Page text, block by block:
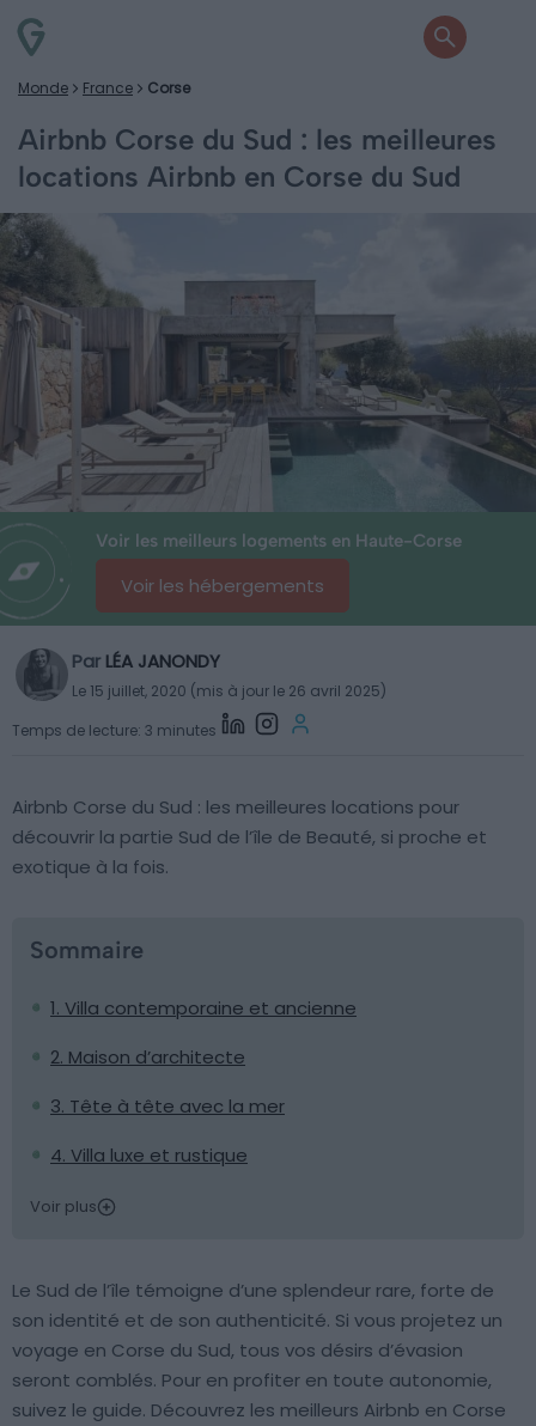
Monde France Corse
Airbnb Corse du Sud : les meilleures
locations Airbnb en Corse du Sud
Voir les meilleurs logements en Haute-Corse
Voir les hébergements
Par LÉA JANONDY
Le 15 juillet, 2020 (mis à jour le 26 avril 2025)
Temps de lecture: 3 minutes
Airbnb Corse du Sud : les meilleures locations pour
découvrir la partie Sud de l’île de Beauté, si proche et
exotique à la fois.
Sommaire
1. Villa contemporaine et ancienne
2. Maison d’architecte
3. Tête à tête avec la mer
4. Villa luxe et rustique
Voir plus
Le Sud de l’île témoigne d’une splendeur rare, forte de
son identité et de son authenticité. Si vous projetez un
voyage en Corse du Sud, tous vos désirs d’évasion
seront comblés. Pour en profiter en toute autonomie,
suivez le guide. Découvrez les meilleurs Airbnb en Corse